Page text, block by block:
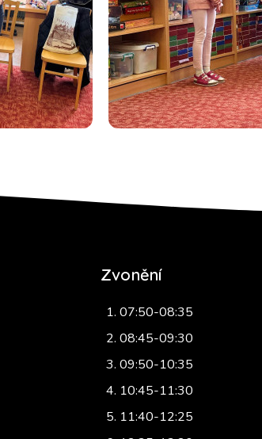
Zvonění
07:50-08:35
08:45-09:30
09:50-10:35
10:45-11:30
11:40-12:25